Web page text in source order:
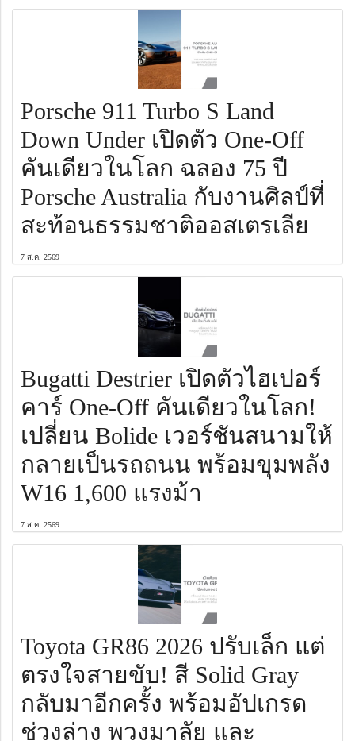
Porsche 911 Turbo S Land
Down Under เปิดตัว One-Off
คันเดียวในโลก ฉลอง 75 ปี
Porsche Australia กับงานศิลป์ที่
สะท้อนธรรมชาติออสเตรเลีย
7 ส.ค. 2569
Bugatti Destrier เปิดตัวไฮเปอร์
คาร์ One-Off คันเดียวในโลก!
เปลี่ยน Bolide เวอร์ชันสนามให้
กลายเป็นรถถนน พร้อมขุมพลัง
W16 1,600 แรงม้า
7 ส.ค. 2569
Toyota GR86 2026 ปรับเล็ก แต่
ตรงใจสายขับ! สี Solid Gray
กลับมาอีกครั้ง พร้อมอัปเกรด
ช่วงล่าง พวงมาลัย และ